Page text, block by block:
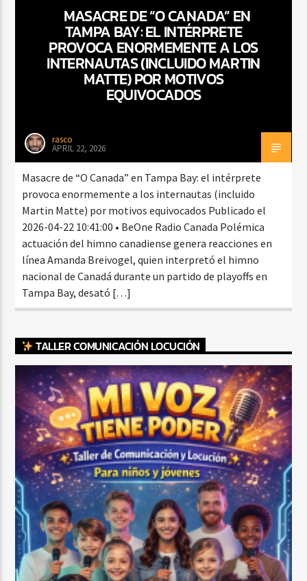
CURRENT SHOW
BALADAS ROMÁNTICAS
6:00 AM
MASACRE DE “O CANADA” EN
TAMPA BAY: EL INTÉRPRETE
PROVOCA ENORMEMENTE A LOS
INTERNAUTAS (INCLUIDO MARTIN
MATTE) POR MOTIVOS
EQUIVOCADOS
rasco
APRIL 22, 2026
Masacre de “O Canada” en Tampa Bay: el intérprete
provoca enormemente a los internautas (incluido
Martin Matte) por motivos equivocados Publicado el
2026-04-22 10:41:00 • BeOne Radio Canada Polémica
actuación del himno canadiense genera reacciones en
línea Amanda Breivogel, quien interpretó el himno
nacional de Canadá durante un partido de playoffs en
Tampa Bay, desató […]
TALLER COMUNICACIÓN LOCUCIÓN